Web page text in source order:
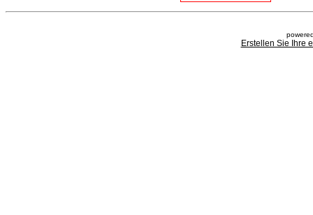
Erstellen Sie Ihre